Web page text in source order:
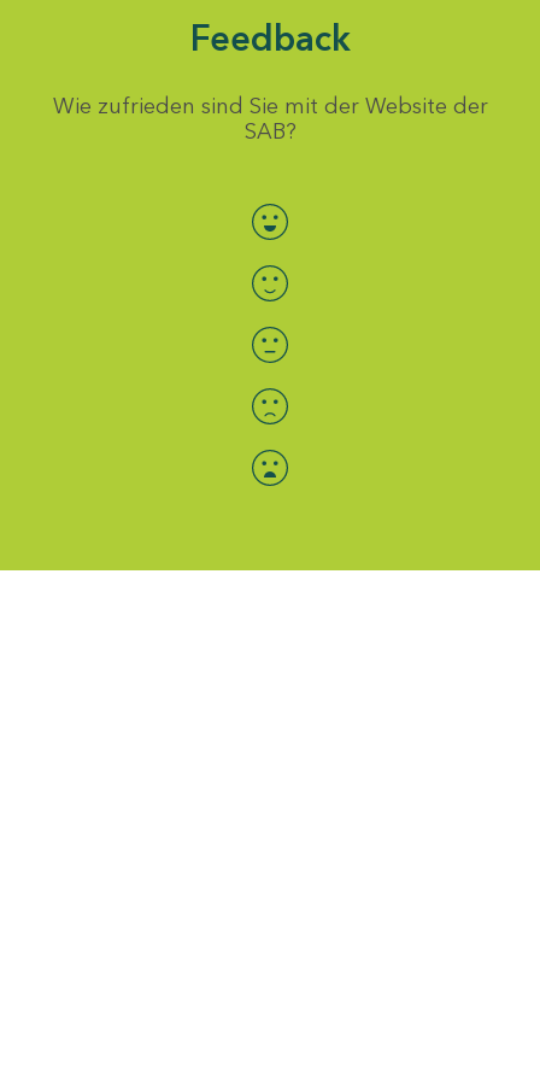
Feedback
Wie zufrieden sind Sie mit der Website der
SAB?
Bewertung auswählen